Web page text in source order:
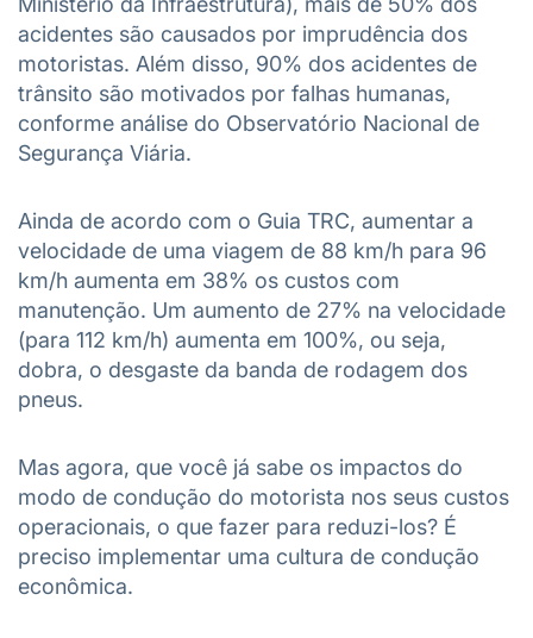
acidentes são causados por imprudência dos
motoristas. Além disso, 90% dos acidentes de
trânsito são motivados por falhas humanas,
conforme análise do Observatório Nacional de
Segurança Viária.
Ainda de acordo com o Guia TRC, aumentar a
velocidade de uma viagem de 88 km/h para 96
km/h aumenta em 38% os custos com
manutenção. Um aumento de 27% na velocidade
(para 112 km/h) aumenta em 100%, ou seja,
dobra, o desgaste da banda de rodagem dos
pneus.
Mas agora, que você já sabe os impactos do
modo de condução do motorista nos seus custos
operacionais, o que fazer para reduzi-los? É
preciso implementar uma cultura de condução
econômica.